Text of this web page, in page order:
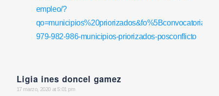
empleo/?
979-982-986-municipios-priorizados-posconflicto
Ligia ines doncel gamez
says:
17 marzo, 2020 at 5:01 pm